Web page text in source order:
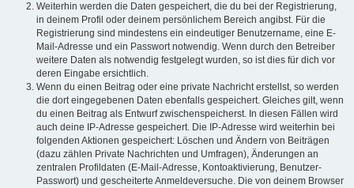
Weiterhin werden die Daten gespeichert, die du bei der Registrierung,
in deinem Profil oder deinem persönlichem Bereich angibst. Für die
Registrierung sind mindestens ein eindeutiger Benutzername, eine E-
Mail-Adresse und ein Passwort notwendig. Wenn durch den Betreiber
weitere Daten als notwendig festgelegt wurden, so ist dies für dich vor
deren Eingabe ersichtlich.
Wenn du einen Beitrag oder eine private Nachricht erstellst, so werden
die dort eingegebenen Daten ebenfalls gespeichert. Gleiches gilt, wenn
du einen Beitrag als Entwurf zwischenspeicherst. In diesen Fällen wird
auch deine IP-Adresse gespeichert. Die IP-Adresse wird weiterhin bei
folgenden Aktionen gespeichert: Löschen und Ändern von Beiträgen
(dazu zählen Private Nachrichten und Umfragen), Änderungen an
zentralen Profildaten (E-Mail-Adresse, Kontoaktivierung, Benutzer-
Passwort) und gescheiterte Anmeldeversuche. Die von deinem Browser